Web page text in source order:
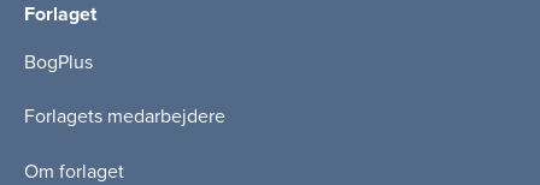
Forlaget
BogPlus
Forlagets medarbejdere
Om forlaget